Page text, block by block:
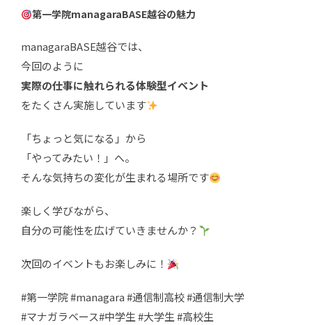
第一学院managaraBASE越谷の魅力
managaraBASE越谷では、
今回のように
実際の仕事に触れられる体験型イベント
をたくさん実施しています
「ちょっと気になる」から
「やってみたい！」へ。
そんな気持ちの変化が生まれる場所です
楽しく学びながら、
自分の可能性を広げていきませんか？
次回のイベントもお楽しみに！
#第一学院 #managara #通信制高校 #通信制大学
#マナガラベース#中学生 #大学生 #高校生